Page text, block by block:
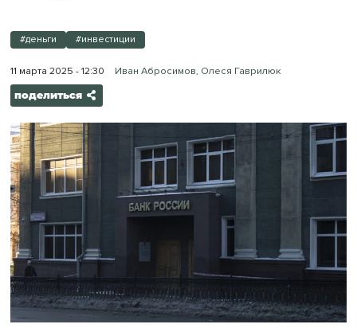
#деньги #инвестиции
11 марта 2025 - 12:30 Иван Абросимов, Олеся Гаврилюк
поделиться